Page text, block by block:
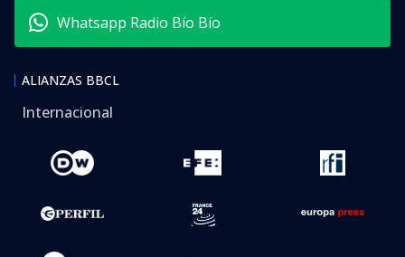
Whatsapp Radio Bío Bío
ALIANZAS BBCL
Internacional